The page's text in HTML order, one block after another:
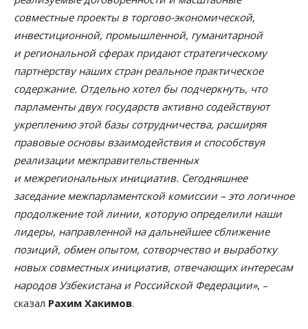
совместные проекты в торгово-экономической,
инвестиционной, промышленной, гуманитарной
и региональной сферах придают стратегическому
партнерству наших стран реальное практическое
содержание. Отдельно хотел бы подчеркнуть, что
парламенты двух государств активно содействуют
укреплению этой базы сотрудничества, расширяя
правовые основы взаимодействия и способствуя
реализации межправительственных
и межрегиональных инициатив. Сегодняшнее
заседание межпарламентской комиссии – это логичное
продолжение той линии, которую определили наши
лидеры, направленной на дальнейшее сближение
позиций, обмен опытом, сотворчество и выработку
новых совместных инициатив, отвечающих интересам
народов Узбекистана и Российской Федерации», –
сказал Рахим Хакимов.